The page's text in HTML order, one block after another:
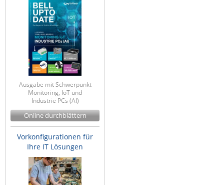
Ausgabe mit Schwerpunkt
Monitoring, IoT und
Industrie PCs (AI)
Online durchblättern
Vorkonfigurationen für
Ihre IT Lösungen